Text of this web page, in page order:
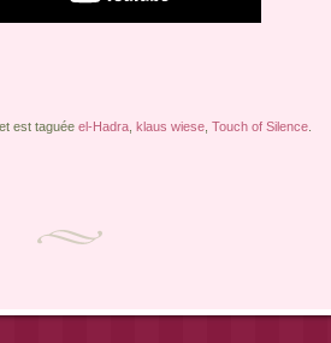
et est taguée el-Hadra, klaus wiese, Touch of Silence.